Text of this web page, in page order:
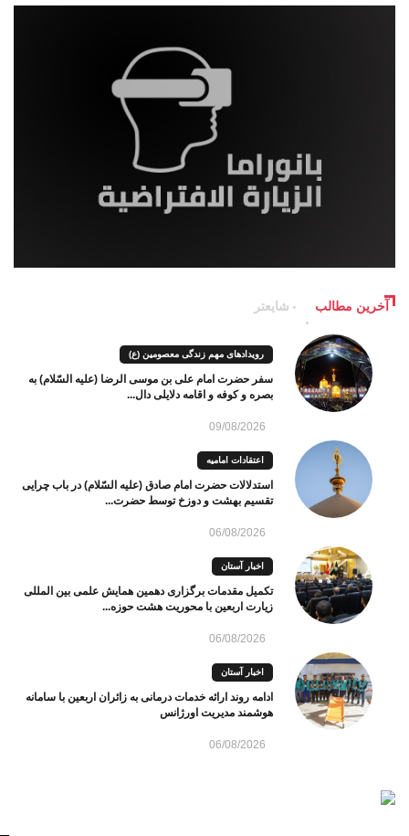
آخرین مطالب شایعتر
رویدادهای مهم زندگی معصومین (ع)
سفر حضرت امام علی بن موسی الرضا (علیه السّلام) به
بصره و کوفه و اقامه دلایلی دال...
09/08/2026
اعتقادات امامیه
استدلالات حضرت امام صادق (علیه السّلام) در باب چرایی
تقسیم بهشت و دوزخ توسط حضرت...
06/08/2026
اخبار آستان
تکمیل مقدمات برگزاری دهمین همایش علمی بین المللی
زیارت اربعین با محوریت هشت حوزه...
06/08/2026
اخبار آستان
ادامه روند ارائه خدمات درمانی به زائران اربعین با سامانه
هوشمند مدیریت اورژانس
06/08/2026